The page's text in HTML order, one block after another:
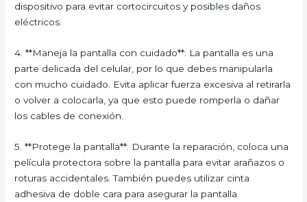
dispositivo para evitar cortocircuitos y posibles daños
eléctricos.
4. **Maneja la pantalla con cuidado**: La pantalla es una
parte delicada del celular, por lo que debes manipularla
con mucho cuidado. Evita aplicar fuerza excesiva al retirarla
o volver a colocarla, ya que esto puede romperla o dañar
los cables de conexión.
5. **Protege la pantalla**: Durante la reparación, coloca una
película protectora sobre la pantalla para evitar arañazos o
roturas accidentales. También puedes utilizar cinta
adhesiva de doble cara para asegurar la pantalla